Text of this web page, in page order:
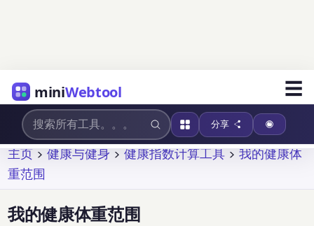
miniWebtool ☰
分享
主页 >健康与健身 >健康指数计算工具 >我的健康体
重范围
我的健康体重范围